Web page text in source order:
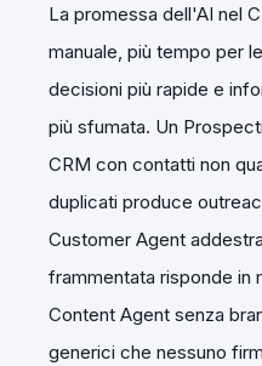
La promessa dell'AI nel
manuale, più tempo per
decisioni più rapide e
più sfumata. Un
CRM con contatti non
duplicati produce
Customer Agent
frammentata risponde in
Content Agent senza
generici che nessuno